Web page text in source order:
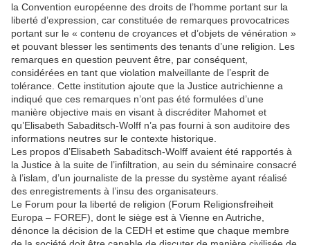
la Convention européenne des droits de l’homme portant sur la
liberté d’expression, car constituée de remarques provocatrices
portant sur le « contenu de croyances et d’objets de vénération »
et pouvant blesser les sentiments des tenants d’une religion. Les
remarques en question peuvent être, par conséquent,
considérées en tant que violation malveillante de l’esprit de
tolérance. Cette institution ajoute que la Justice autrichienne a
indiqué que ces remarques n’ont pas été formulées d’une
manière objective mais en visant à discréditer Mahomet et
qu’Elisabeth Sabaditsch-Wolff n’a pas fourni à son auditoire des
informations neutres sur le contexte historique.
Les propos d’Elisabeth Sabaditsch-Wolff avaient été rapportés à
la Justice à la suite de l’infiltration, au sein du séminaire consacré
à l’islam, d’un journaliste de la presse du système ayant réalisé
des enregistrements à l’insu des organisateurs.
Le Forum pour la liberté de religion (Forum Religionsfreiheit
Europa – FOREF), dont le siège est à Vienne en Autriche,
dénonce la décision de la CEDH et estime que chaque membre